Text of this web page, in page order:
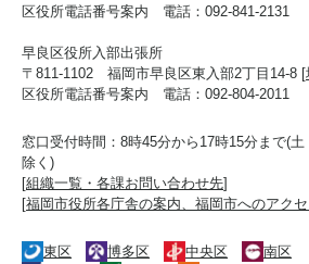
区役所電話番号案内 電話：092-841-2131
早良区役所入部出張所
〒811-1102 福岡市早良区東入部2丁目14-8 [
区役所電話番号案内 電話：092-804-2011
窓口受付時間：8時45分から17時15分まで(
除く)
[組織一覧・各課お問い合わせ先]
[福岡市役所各庁舎の案内、福岡市へのアクセ
東区 博多区 中央区
南区